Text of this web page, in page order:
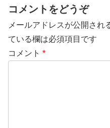
コメントをどうぞ
メールアドレスが公開され
ている欄は必須項目です
コメント *